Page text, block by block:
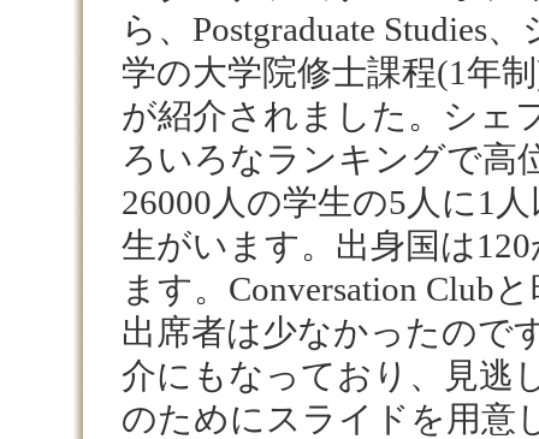
ら、Postgraduate Studies
学の大学院修士課程(1年
が紹介されました。シェ
ろいろなランキングで高
26000人の学生の5人に1
生がいます。出身国は
ます。Conversation Club
出席者は少なかったので
介にもなっており、見逃
のためにスライドを用意